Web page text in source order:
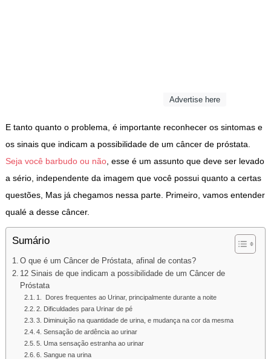
Advertise here
E tanto quanto o problema, é importante reconhecer os sintomas e
os sinais que indicam a possibilidade de um câncer de próstata.
Seja você barbudo ou não, esse é um assunto que deve ser levado
a sério, independente da imagem que você possui quanto a certas
questões, Mas já chegamos nessa parte. Primeiro, vamos entender
qualé a desse câncer.
Sumário
O que é um Câncer de Próstata, afinal de contas?
12 Sinais de que indicam a possibilidade de um Câncer de
Próstata
1. Dores frequentes ao Urinar, principalmente durante a noite
2. Dificuldades para Urinar de pé
3. Diminuição na quantidade de urina, e mudança na cor da mesma
4. Sensação de ardência ao urinar
5. Uma sensação estranha ao urinar
6. Sangue na urina